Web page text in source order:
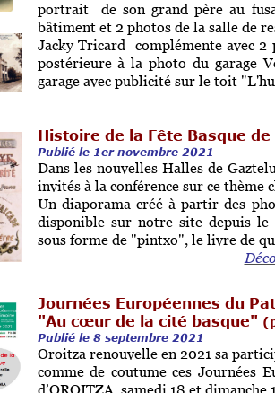
portrait de son grand père au
bâtiment et 2 photos de la salle de
Jacky Tricard complémente avec
postérieure à la photo du garage
garage avec publicité sur le toit
Histoire de la Fête Basque
Publié le 1er novembre 2021
Dans les nouvelles Halles de
invités à la conférence sur ce thème
Un diaporama créé à partir des
disponible sur notre site depuis le
sous forme de "pintxo", le livre de
Journées Européennes du
"Au cœur de la cité basque"
Publié le 8 septembre 2021
Oroitza renouvelle en 2021 sa
comme de coutume ces Journées
d’OROITZA, samedi 18 et dimanche